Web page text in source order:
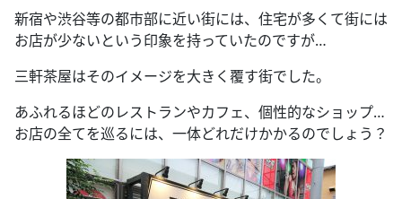
新宿や渋谷等の都市部に近い街には、住宅が多くて街には
お店が少ないという印象を持っていたのですが…
三軒茶屋はそのイメージを大きく覆す街でした。
あふれるほどのレストランやカフェ、個性的なショップ…
お店の全てを巡るには、一体どれだけかかるのでしょう？